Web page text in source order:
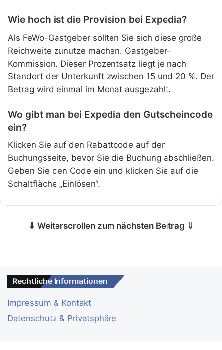
Wie hoch ist die Provision bei Expedia?
Als FeWo-Gastgeber sollten Sie sich diese große
Reichweite zunutze machen. Gastgeber-
Kommission. Dieser Prozentsatz liegt je nach
Standort der Unterkunft zwischen 15 und 20 %. Der
Betrag wird einmal im Monat ausgezahlt.
Wo gibt man bei Expedia den Gutscheincode
ein?
Klicken Sie auf den Rabattcode auf der
Buchungsseite, bevor Sie die Buchung abschließen.
Geben Sie den Code ein und klicken Sie auf die
Schaltfläche „Einlösen“.
⇓ Weiterscrollen zum nächsten Beitrag ⇓
Rechtliche Informationen
Impressum & Kontakt
Datenschutz & Privatsphäre